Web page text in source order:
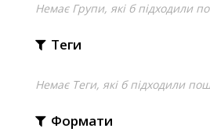
Немає Групи, які б підходили
Теги
Немає Теги, які б підходили
Формати